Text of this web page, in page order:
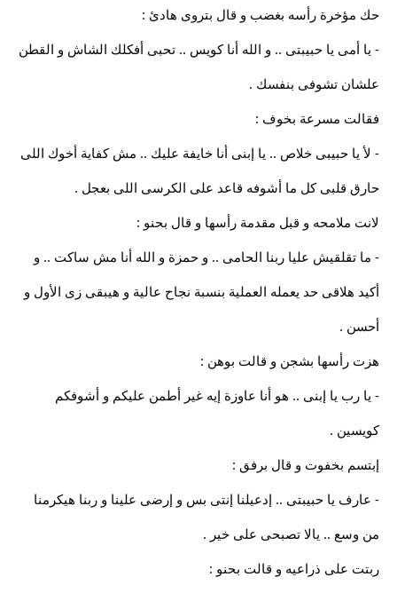
حك مؤخرة رأسه بغضب و قال بتروى هادئ :
- يا أمى يا حبيبتى .. و الله أنا كويس .. تحبى أفكلك الشاش و القطن
علشان تشوفى بنفسك .
فقالت مسرعة بخوف :
- ﻷ يا حبيبى خلاص .. يا إبنى أنا خايفة عليك .. مش كفاية أخوك اللى
حارق قلبى كل ما أشوفه قاعد على الكرسى اللى بعجل .
لانت ملامحه و قبل مقدمة رأسها و قال بحنو :
- ما تقلقيش عليا ربنا الحامى .. و حمزة و الله أنا مش ساكت .. و
أكيد هلاقى حد يعمله العملية بنسبة نجاح عالية و هيبقى زى الأول و
أحسن .
هزت رأسها بشجن و قالت بوهن :
- يا رب يا إبنى .. هو أنا عاوزة إيه غير أطمن عليكم و أشوفكم
كويسين .
إبتسم بخفوت و قال برفق :
- عارف يا حبيبتى .. إدعيلنا إنتى بس و إرضى علينا و ربنا هيكرمنا
من وسع .. يالا تصبحى على خير .
ربتت على ذراعيه و قالت بحنو :